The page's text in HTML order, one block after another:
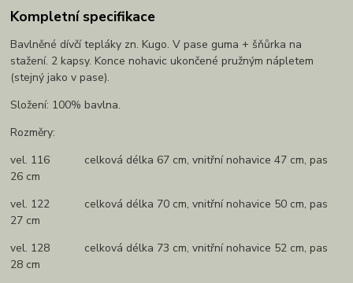
Kompletní specifikace
Bavlněné dívčí tepláky zn. Kugo. V pase guma + šňůrka na
stažení. 2 kapsy. Konce nohavic ukončené pružným nápletem
(stejný jako v pase).
Složení: 100% bavlna.
Rozměry:
vel. 116 celková délka 67 cm, vnitřní nohavice 47 cm, pas
26 cm
vel. 122 celková délka 70 cm, vnitřní nohavice 50 cm, pas
27 cm
vel. 128 celková délka 73 cm, vnitřní nohavice 52 cm, pas
28 cm